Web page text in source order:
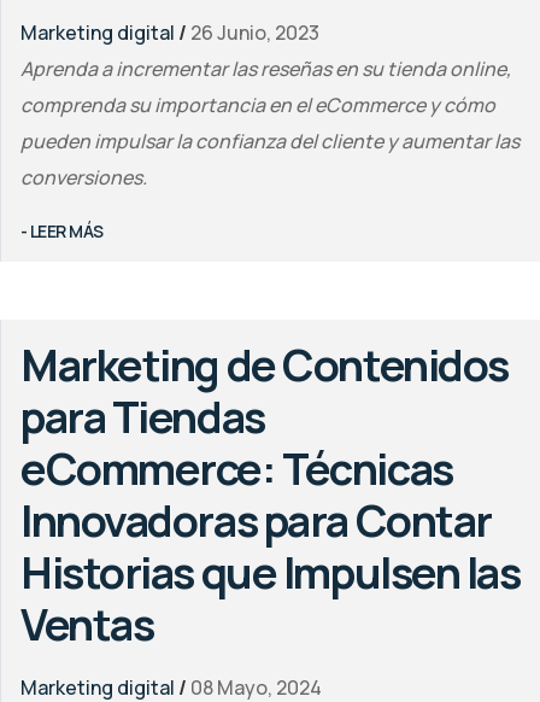
Marketing digital / 26 Junio, 2023
Aprenda a incrementar las reseñas en su tienda online,
comprenda su importancia en el eCommerce y cómo
pueden impulsar la confianza del cliente y aumentar las
conversiones.
- LEER MÁS
Marketing de Contenidos
para Tiendas
eCommerce: Técnicas
Innovadoras para Contar
Historias que Impulsen las
Ventas
Marketing digital / 08 Mayo, 2024